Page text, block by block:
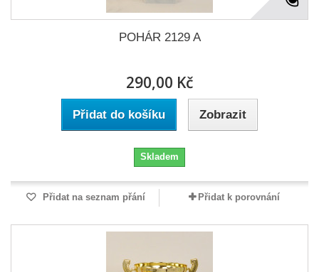
POHÁR 2129 A
290,00 Kč
Přidat do košíku Zobrazit
Skladem
Přidat na seznam přání Přidat k porovnání